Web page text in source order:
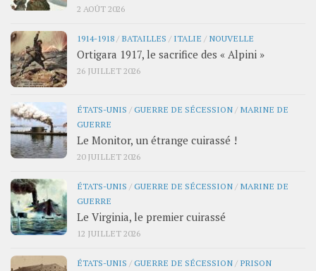
2 AOÛT 2026
1914-1918 / BATAILLES / ITALIE / NOUVELLE
Ortigara 1917, le sacrifice des « Alpini »
26 JUILLET 2026
ÉTATS-UNIS /GUERRE DE SÉCESSION / MARINE DE
GUERRE
Le Monitor, un étrange cuirassé !
20 JUILLET 2026
ÉTATS-UNIS /GUERRE DE SÉCESSION / MARINE DE
GUERRE
Le Virginia, le premier cuirassé
12 JUILLET 2026
ÉTATS-UNIS /GUERRE DE SÉCESSION / PRISON